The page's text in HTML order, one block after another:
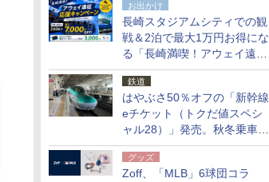
お出かけ
長崎スタジアムシティでの観
戦＆2泊で最大1万円お得にな
る「長崎満喫！アウェイ遠征
応援キャンペーン」
鉄道
はやぶさ50％オフの「新幹線
eチケット（トクだ値スペシ
ャル28）」発売。秋冬乗車
分、えきねっと限定
グッズ
Zoff、「MLB」6球団コラ